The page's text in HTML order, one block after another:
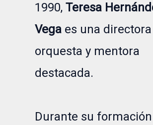
1990, Teresa
Vega es una
orquesta y mentora
destacada.
Durante su